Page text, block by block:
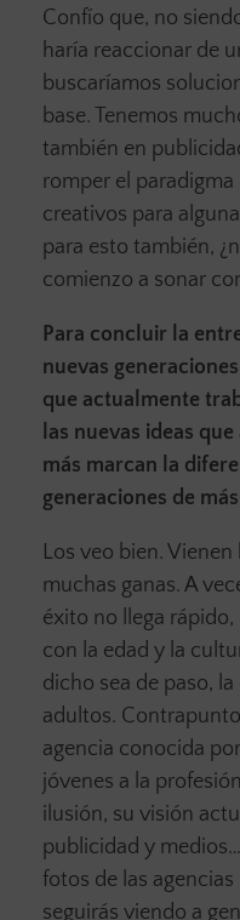
Confío que, no
haría reaccionar de
buscaríamos
base. Tenemos
también en
romper el
creativos para
para esto también,
comienzo a sonar
Para concluir la
nuevas
que actualmente
las nuevas ideas
más marcan la
generaciones de
Los veo bien.
muchas ganas. A
éxito no llega
con la edad y la
dicho sea de paso,
adultos.
agencia conocida
jóvenes a la
ilusión, su visión
publicidad y
fotos de las
seguirás viendo a